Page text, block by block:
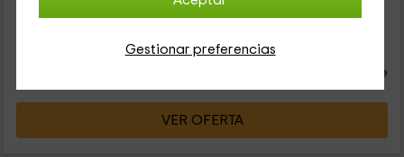
Gestionar preferencias
Reserva inmediata
persona y noche
VER OFERTA